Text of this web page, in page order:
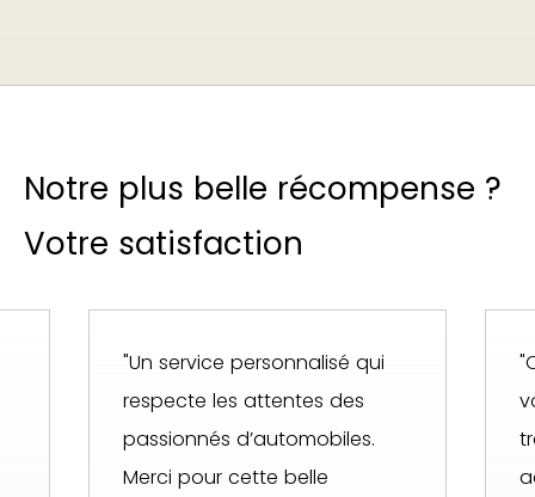
Notre plus belle récompense ?
Votre satisfaction
"Un service personnalisé qui
respecte les attentes des
passionnés d’automobiles.
Merci pour cette belle